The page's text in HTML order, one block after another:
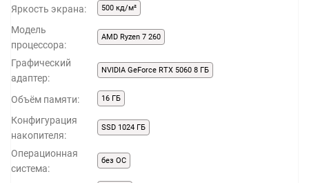
Яркость экрана: 500 кд/м²
Модель
процессора:
AMD Ryzen 7 260
Графический
адаптер:
NVIDIA GeForce RTX 5060 8 ГБ
Объём памяти: 16 ГБ
Конфигурация
накопителя:
SSD 1024 ГБ
Операционная
система:
без ОС